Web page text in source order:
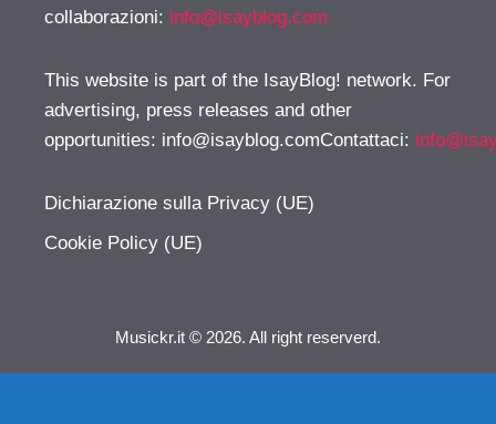
collaborazioni: info@isayblog.com
This website is part of the IsayBlog! network. For
advertising, press releases and other
opportunities: info@isayblog.comContattaci:
Dichiarazione sulla Privacy (UE)
Cookie Policy (UE)
Musickr.it © 2026. All right reserverd.